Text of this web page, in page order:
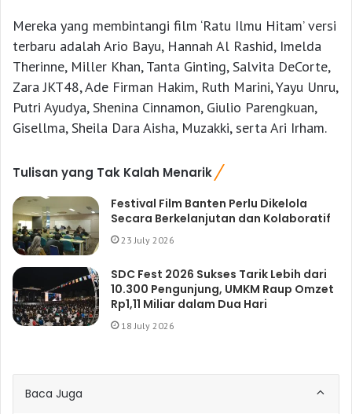
Mereka yang membintangi film ‘Ratu Ilmu Hitam’ versi
terbaru adalah Ario Bayu, Hannah Al Rashid, Imelda
Therinne, Miller Khan, Tanta Ginting, Salvita DeCorte,
Zara JKT48, Ade Firman Hakim, Ruth Marini, Yayu Unru,
Putri Ayudya, Shenina Cinnamon, Giulio Parengkuan,
Gisellma, Sheila Dara Aisha, Muzakki, serta Ari Irham.
Tulisan yang Tak Kalah Menarik
Festival Film Banten Perlu Dikelola
Secara Berkelanjutan dan Kolaboratif
23 July 2026
SDC Fest 2026 Sukses Tarik Lebih dari
10.300 Pengunjung, UMKM Raup Omzet
Rp1,11 Miliar dalam Dua Hari
18 July 2026
Baca Juga